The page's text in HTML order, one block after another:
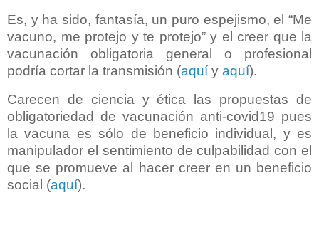
Es, y ha sido, fantasía, un puro espejismo, el “Me
vacuno, me protejo y te protejo” y el creer que la
vacunación obligatoria general o profesional
podría cortar la transmisión (aquí y aquí).
Carecen de ciencia y ética las propuestas de
obligatoriedad de vacunación anti-covid19 pues
la vacuna es sólo de beneficio individual, y es
manipulador el sentimiento de culpabilidad con el
que se promueve al hacer creer en un beneficio
social (aquí).